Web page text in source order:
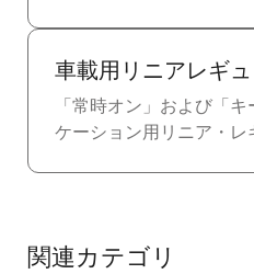
車載用リニアレギ
「常時オン」および「
ケーション用リニア・レ
関連カテゴリ